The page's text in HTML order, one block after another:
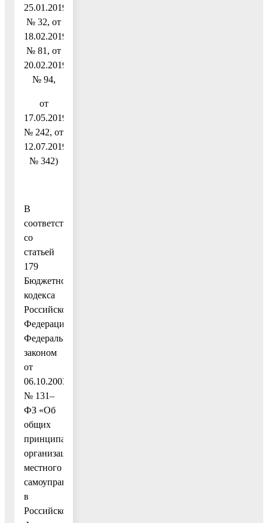
25.01.2019
№ 32, от
18.02.2019
№ 81, от
20.02.2019
№ 94,
от
17.05.2019
№ 242, от
12.07.2019
№ 342)
В
соответствии
со
статьей
179
Бюджетного
кодекса
Российской
Федерации,
Федеральным
законом
от
06.10.2003
№ 131–
ФЗ «Об
общих
принципах
организации
местного
самоуправления
в
Российской